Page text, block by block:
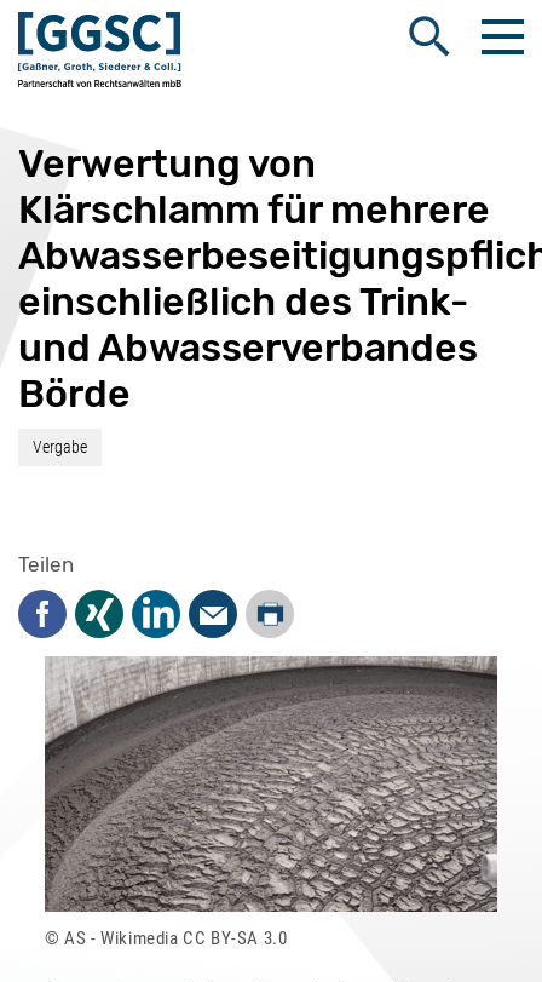
Suche öffnen
Verwertung von
Klärschlamm für mehrere
einschließlich des Trink-
und Abwasserverbandes
Börde
Vergabe
Teilen
Facebook
Xing LinkedInMail Drucken
AS - Wikimedia CC BY-SA 3.0